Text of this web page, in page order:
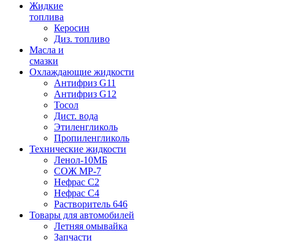
Жидкие
топлива
Керосин
Диз. топливо
Масла и
смазки
Охлаждающие жидкости
Антифриз G11
Антифриз G12
Тосол
Дист. вода
Этиленгликоль
Пропиленгликоль
Технические жидкости
Ленол-10МБ
СОЖ МР-7
Нефрас С2
Нефрас С4
Растворитель 646
Товары для автомобилей
Летняя омывайка
Запчасти